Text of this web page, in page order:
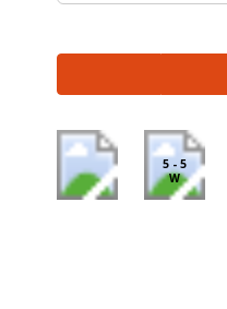
5 - 5
W